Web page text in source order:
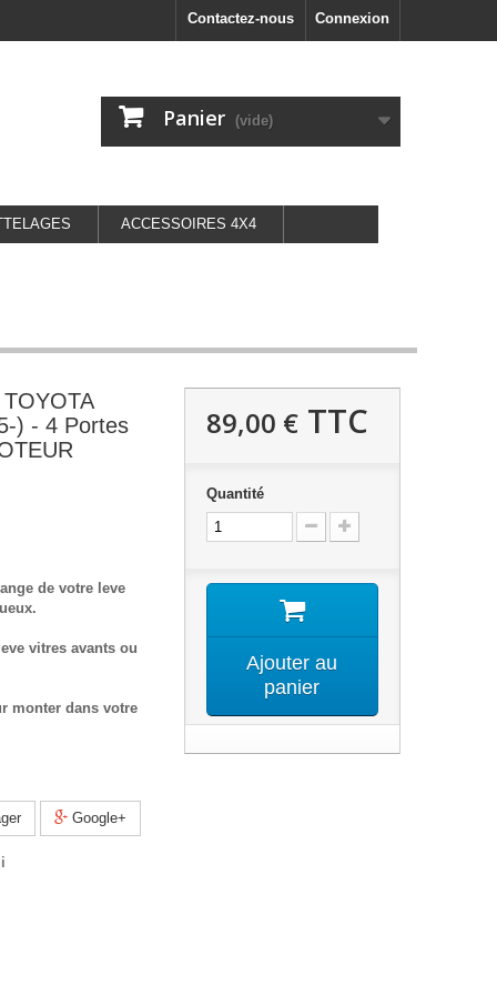
Connexion
Contactez-nous
Panier (vide)
ACCESSOIRES 4X4
) - 4 Portes
de votre leve
vitres avants ou
monter dans votre
Google+
89,00 €TTC
Quantité
Ajouter au
panier